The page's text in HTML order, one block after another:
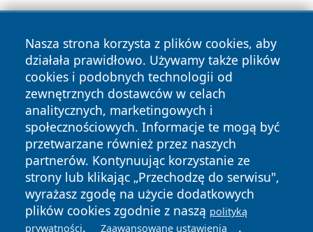
Nasza strona korzysta z plików cookies, aby
działała prawidłowo. Używamy także plików
cookies i podobnych technologii od
zewnętrznych dostawców w celach
analitycznych, marketingowych i
społecznościowych. Informacje te mogą być
przetwarzane również przez naszych
partnerów. Kontynuując korzystanie ze
strony lub klikając „Przechodzę do serwisu",
wyrażasz zgodę na użycie dodatkowych
plików cookies zgodnie z naszą polityką
prywatności. Zaawansowane ustawienia .
Copyright © 2026 faktybytom.pl Wszystkie prawa zastrzeżone.
News Autorzy
Polityka
Prywatności
Polityka
Cookies